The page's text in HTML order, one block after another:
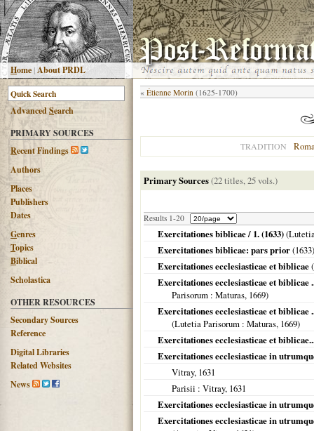
Home|About PRDL
AdvancedSearch
PRIMARY SOURCES
Recent Findings
Authors
Places
Publishers
Dates
Genres
Topics
Biblical
Scholastica
OTHER RESOURCES
Secondary Sources
Reference
Digital Libraries
Related Websites
News
« Étienne Morin (1625-1700)
TRADITION
Primary Sources(22 titles, 25 vols.)
Results 1-20
Exercitationes biblicae / 1. (1633)(
Exercitationes biblicae: pars prior(1633)
Exercitationes ecclesiasticae et biblicae(
Exercitationes ecclesiasticae et
Parisorum : Maturas, 1669)
Exercitationes ecclesiasticae et biblicae
(Lutetia Parisorum : Maturas, 1669)
Exercitationes ecclesiasticae et
Exercitationes ecclesiasticae in
Vitray, 1631
Parisii : Vitray, 1631
Exercitationes ecclesiasticae in
Exercitationes ecclesiasticae in